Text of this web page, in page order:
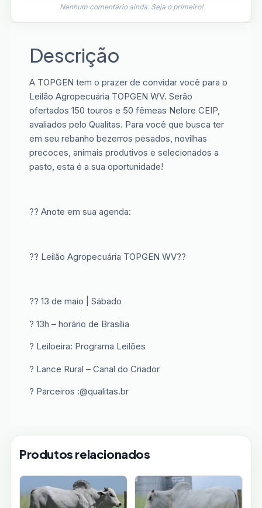
Nenhum comentário ainda. Seja o primeiro!
Descrição
A TOPGEN tem o prazer de convidar você para o
Leilão Agropecuária TOPGEN WV. Serão
ofertados 150 touros e 50 fêmeas Nelore CEIP,
avaliados pelo Qualitas. Para você que busca ter
em seu rebanho bezerros pesados, novilhas
precoces, animais produtivos e selecionados a
pasto, esta é a sua oportunidade!
?? Anote em sua agenda:
?? Leilão Agropecuária TOPGEN WV??
?? 13 de maio | Sábado
? 13h – horário de Brasília
? Leiloeira: Programa Leilões
? Lance Rural – Canal do Criador
? Parceiros :@qualitas.br
Produtos relacionados